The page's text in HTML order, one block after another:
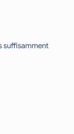
suffisamment